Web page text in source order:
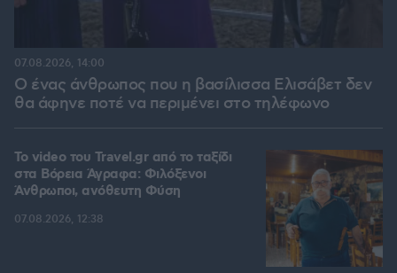
Ο ένας άνθρωπος που η βασίλισσα Ελισάβετ δεν
θα άφηνε ποτέ να περιμένει στο τηλέφωνο
07.08.2026, 14:00
To video του Travel.gr από το ταξίδι
στα Βόρεια Άγραφα: Φιλόξενοι
Άνθρωποι, ανόθευτη Φύση
07.08.2026, 12:38